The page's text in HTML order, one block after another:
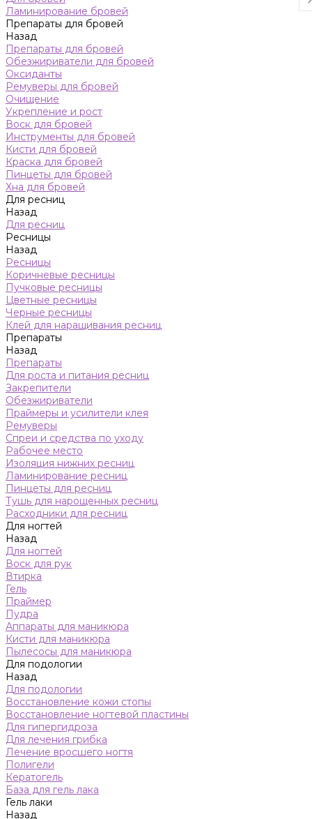
Ламинирование бровей
Препараты для бровей
Назад
Препараты для бровей
Обезжириватели для бровей
Оксиданты
Ремуверы для бровей
Очищение
Укрепление и рост
Воск для бровей
Инструменты для бровей
Кисти для бровей
Краска для бровей
Пинцеты для бровей
Хна для бровей
Для ресниц
Назад
Для ресниц
Ресницы
Назад
Ресницы
Коричневые ресницы
Пучковые ресницы
Цветные ресницы
Черные ресницы
Клей для наращивания ресниц
Препараты
Назад
Препараты
Для роста и питания ресниц
Закрепители
Обезжириватели
Праймеры и усилители клея
Ремуверы
Спреи и средства по уходу
Рабочее место
Изоляция нижних ресниц
Ламинирование ресниц
Пинцеты для ресниц
Тушь для нарощенных ресниц
Расходники для ресниц
Для ногтей
Назад
Для ногтей
Воск для рук
Втирка
Гель
Праймер
Пудра
Аппараты для маникюра
Кисти для маникюра
Пылесосы для маникюра
Для подологии
Назад
Для подологии
Восстановление кожи стопы
Восстановление ногтевой пластины
Для гипергидроза
Для лечения грибка
Лечение вросшего ногтя
Полигели
Кератогель
База для гель лака
Гель лаки
Назад